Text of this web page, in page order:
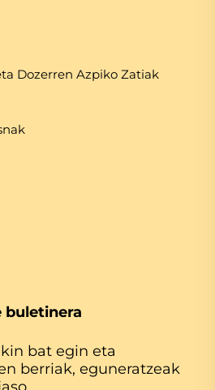
Dozerren Azpiko Zatiak
buletinera
bat egin eta
berriak, eguneratzeak